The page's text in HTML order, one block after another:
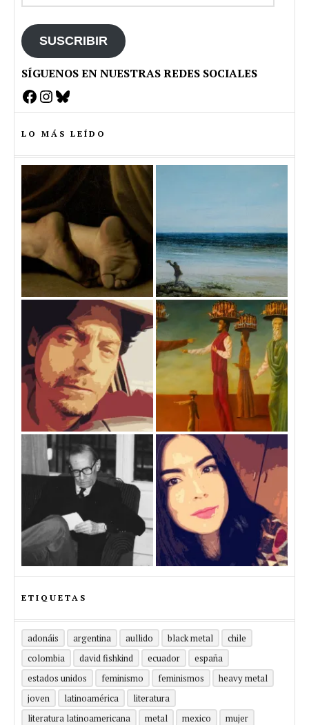
SUSCRIBIR
SÍGUENOS EN NUESTRAS REDES SOCIALES
Facebook
Instagram
Bluesky
LO MÁS LEÍDO
ETIQUETAS
adonáis argentina aullido black metal
chile
colombia
david fishkind ecuador
españa
estados unidos
feminismo feminismos
heavy metal
joven
latinoamérica
literatura
literatura latinoamericana
metal mexico
mujer